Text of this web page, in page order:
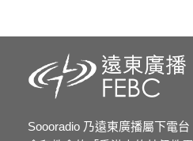
Soooradio 乃遠東廣播屬下電